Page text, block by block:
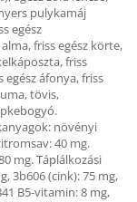
pulykamáj
egész
friss egész körte,
friss
egész áfonya, friss
tövis,
növényi
40 mg.
mg. Táplálkozási
3b606 (cink): 75 mg,
B5-vitamin: 8 mg,